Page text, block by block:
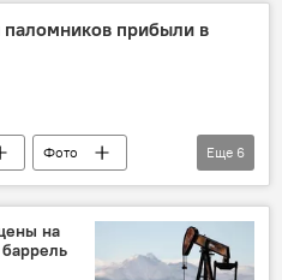
прибыли в
Фото
пролив
Восток
Еще 6
на